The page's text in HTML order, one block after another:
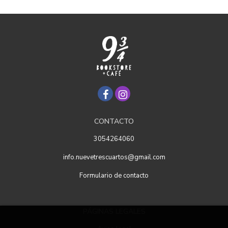
CONTACTO
3054264060
info.nuevetrescuartos@gmail.com
Formulario de contacto